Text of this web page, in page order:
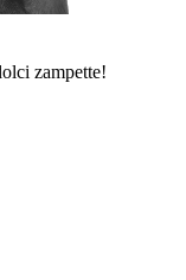
zampette!